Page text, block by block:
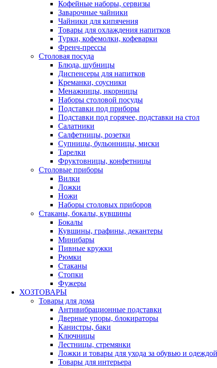
Кофейные наборы, сервизы
Заварочные чайники
Чайники для кипячения
Товары для охлаждения напитков
Турки, кофемолки, кофеварки
Френч-прессы
Столовая посуда
Блюда, шубницы
Диспенсеры для напитков
Креманки, соусники
Менажницы, икорницы
Наборы столовой посуды
Подставки под приборы
Подставки под горячее, подставки на стол
Салатники
Салфетницы, розетки
Супницы, бульонницы, миски
Тарелки
Фруктовницы, конфетницы
Столовые приборы
Вилки
Ложки
Ножи
Наборы столовых приборов
Стаканы, бокалы, кувшины
Бокалы
Кувшины, графины, декантеры
Минибары
Пивные кружки
Рюмки
Стаканы
Стопки
Фужеры
ХОЗТОВАРЫ
Товары для дома
Антивибрационные подставки
Дверные упоры, блокираторы
Канистры, баки
Ключницы
Лестницы, стремянки
Ложки и товары для ухода за обувью и одеждой
Товары для интерьера